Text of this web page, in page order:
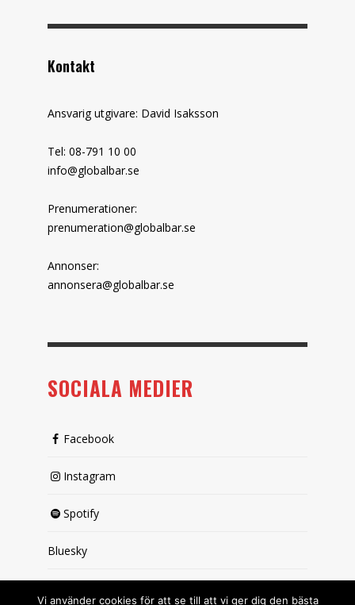
Kontakt
Ansvarig utgivare: David Isaksson
Tel: 08-791 10 00
info@globalbar.se
Prenumerationer:
prenumeration@globalbar.se
Annonser:
annonsera@globalbar.se
SOCIALA MEDIER
Facebook
Instagram
Spotify
Bluesky
Vi använder cookies för att se till att vi ger dig den bästa